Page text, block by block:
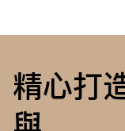
精心打